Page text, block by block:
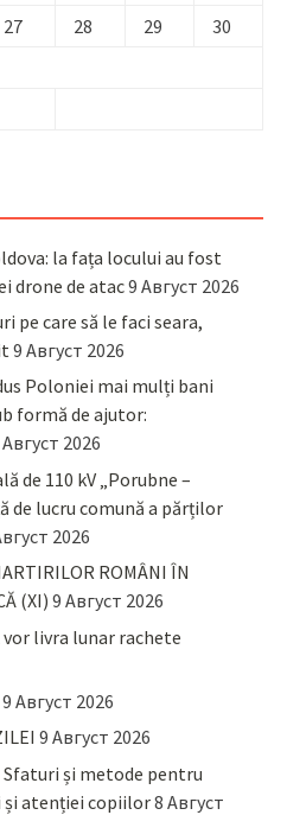
27 28 29
30
la fața locului au fost
drone de atac9 Август 2026
pe care să le faci seara,
9 Август 2026
Poloniei mai mulți bani
formă de ajutor:
2026
de 110 kV „Porubne –
de lucru comună a părților
2026
ROMÂNI ÎN
(XI) 9 Август 2026
vor livra lunar rachete
9 Август 2026
9 Август 2026
și metode pentru
atenției copiilor8 Август